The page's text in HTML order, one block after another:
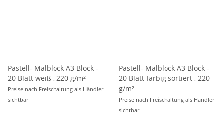
Pastell- Malblock A3 Block -
20 Blatt weiß , 220 g/m²
Preise nach Freischaltung als Händler
sichtbar
Pastell- Malblock A3 Block -
20 Blatt farbig sortiert , 220
g/m²
Preise nach Freischaltung als Händler
sichtbar